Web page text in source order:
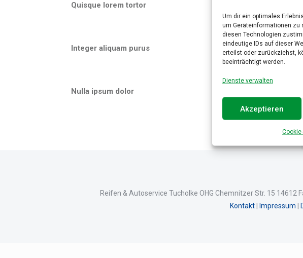
Um dir ein optimales
um Geräteinformationen zu
diesen Technologien
eindeutige IDs auf dieser
erteilst oder zurückziehst,
beeinträchtigt werden.
Dienste verwalten
Akzeptieren
Quisque lorem tortor
Integer aliquam purus Eleifend
Nulla ipsum dolor
Reifen & Autoservice Tucholke OHG Chemnitzer Str. 15 14612
Kontakt| Impressum